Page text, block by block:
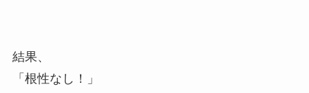
結果、
「根性なし！」